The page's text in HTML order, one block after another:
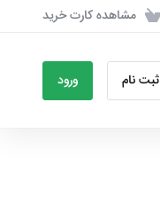
مشاهده کارت خرید
ثبت نام ورود